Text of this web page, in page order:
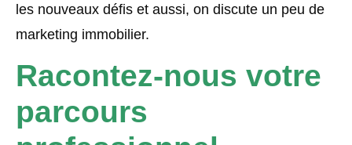
les nouveaux défis et aussi, on discute un peu de
marketing immobilier.
Racontez-nous votre
parcours